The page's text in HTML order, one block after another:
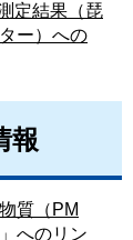
定結果（琵
ー）への
報
質（PM
へのリン